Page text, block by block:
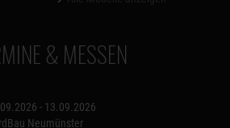
& MESSEN
- 13.09.2026
Neumünster